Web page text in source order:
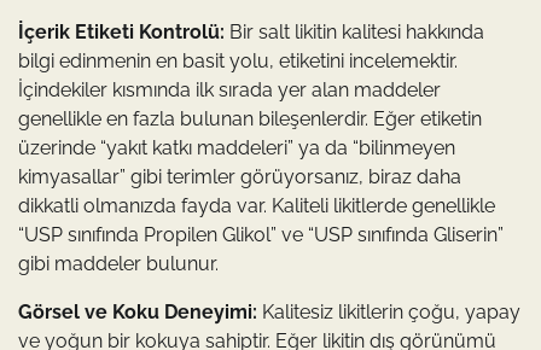
İçerik Etiketi Kontrolü: Bir salt likitin kalitesi hakkında
bilgi edinmenin en basit yolu, etiketini incelemektir.
İçindekiler kısmında ilk sırada yer alan maddeler
genellikle en fazla bulunan bileşenlerdir. Eğer etiketin
üzerinde “yakıt katkı maddeleri” ya da “bilinmeyen
kimyasallar” gibi terimler görüyorsanız, biraz daha
dikkatli olmanızda fayda var. Kaliteli likitlerde genellikle
“USP sınıfında Propilen Glikol” ve “USP sınıfında Gliserin”
gibi maddeler bulunur.
Görsel ve Koku Deneyimi: Kalitesiz likitlerin çoğu, yapay
ve yoğun bir kokuya sahiptir. Eğer likitin dış görünümü